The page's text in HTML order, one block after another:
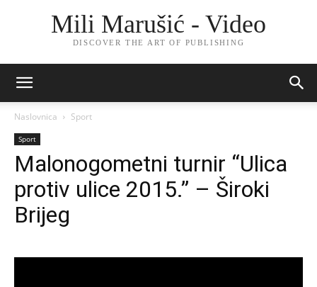
Mili Marušić - Video
DISCOVER THE ART OF PUBLISHING
Naslovnica Sport
Sport
Malonogometni turnir “Ulica
protiv ulice 2015.” – Široki
Brijeg